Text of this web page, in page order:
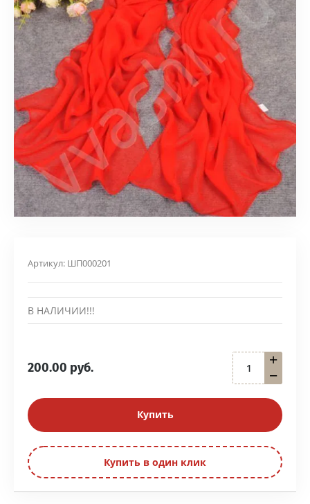
Артикул: ШП000201
В НАЛИЧИИ!!!
200.00 руб.
−
+
Купить
Купить в один клик